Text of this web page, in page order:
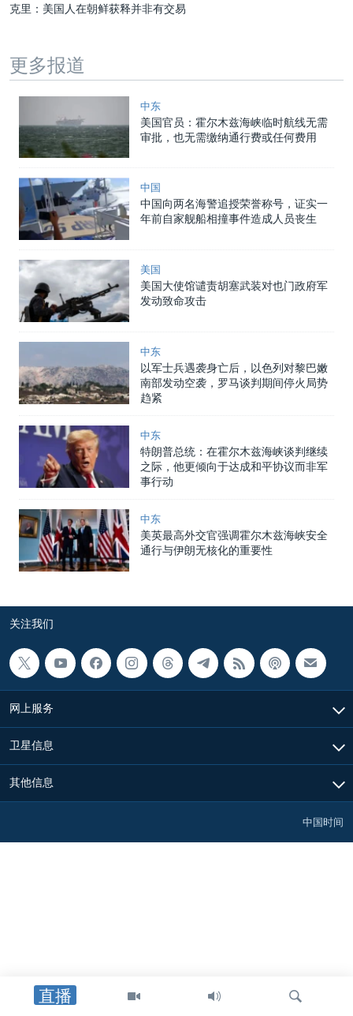
直播
克里：美国人在朝鲜获释并非有交易
更多报道
中东
美国官员：霍尔木兹海峡临时航线无需
审批，也无需缴纳通行费或任何费用
中国
中国向两名海警追授荣誉称号，证实一
年前自家舰船相撞事件造成人员丧生
美国
美国大使馆谴责胡塞武装对也门政府军
发动致命攻击
中东
以军士兵遇袭身亡后，以色列对黎巴嫩
南部发动空袭，罗马谈判期间停火局势
趋紧
中东
特朗普总统：在霍尔木兹海峡谈判继续
之际，他更倾向于达成和平协议而非军
事行动
中东
美英最高外交官强调霍尔木兹海峡安全
通行与伊朗无核化的重要性
关注我们
网上服务
卫星信息
其他信息
中国时间